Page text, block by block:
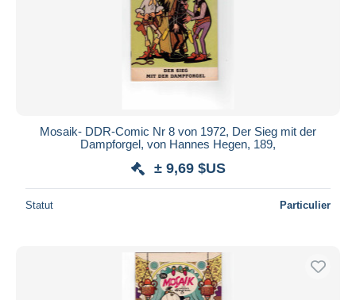
Mosaik- DDR-Comic Nr 8 von 1972, Der Sieg mit der
Dampforgel, von Hannes Hegen, 189,
± 9,69 $US
Statut Particulier